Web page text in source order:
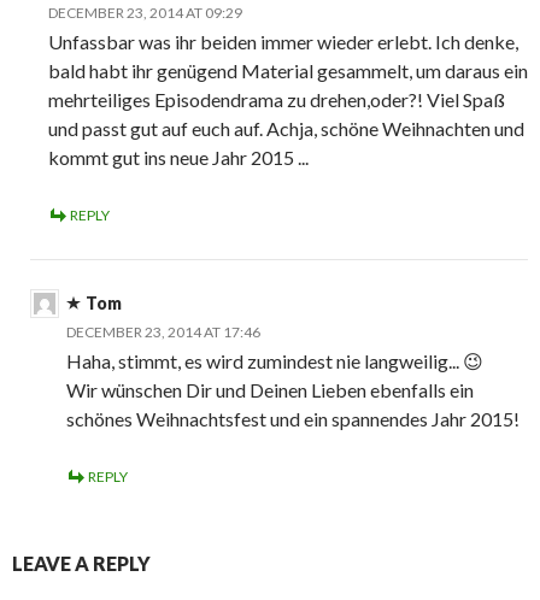
DECEMBER 23, 2014 AT 09:29
Unfassbar was ihr beiden immer wieder erlebt. Ich denke,
bald habt ihr genügend Material gesammelt, um daraus ein
mehrteiliges Episodendrama zu drehen,oder?! Viel Spaß
und passt gut auf euch auf. Achja, schöne Weihnachten und
kommt gut ins neue Jahr 2015 ...
REPLY
Tom
DECEMBER 23, 2014 AT 17:46
Haha, stimmt, es wird zumindest nie langweilig... 😉
Wir wünschen Dir und Deinen Lieben ebenfalls ein
schönes Weihnachtsfest und ein spannendes Jahr 2015!
REPLY
LEAVE A REPLY